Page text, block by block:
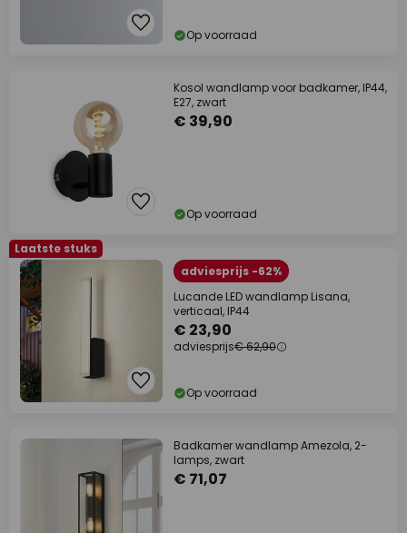
Op voorraad
Kosol wandlamp voor badkamer, IP44,
E27, zwart
€ 39,90
Op voorraad
Laatste stuks
adviesprijs -62%
Lucande LED wandlamp Lisana,
verticaal, IP44
€ 23,90
adviesprijs€ 62,90
Op voorraad
Badkamer wandlamp Amezola, 2-
lamps, zwart
€ 71,07